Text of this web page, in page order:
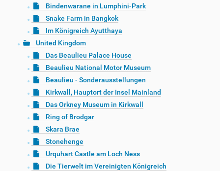
Bindenwarane in Lumphini-Park
Snake Farm in Bangkok
Im Königreich Ayutthaya
United Kingdom
Das Beaulieu Palace House
Beaulieu National Motor Museum
Beaulieu - Sonderausstellungen
Kirkwall, Hauptort der Insel Mainland
Das Orkney Museum in Kirkwall
Ring of Brodgar
Skara Brae
Stonehenge
Urquhart Castle am Loch Ness
Die Tierwelt im Vereinigten Königreich